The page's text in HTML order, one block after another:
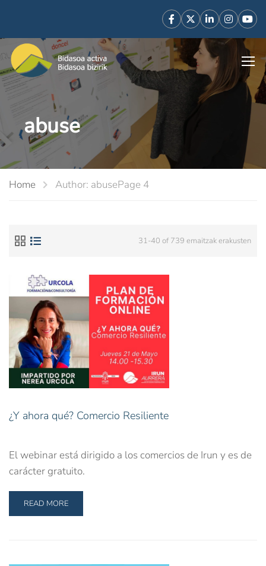
abuse
Home Author: abusePage 4
31-40 of 739 emaitzak erakusten
¿Y ahora qué? Comercio Resiliente
El webinar está dirigido a los comercios de Irun y es de
carácter gratuito.
READ MORE